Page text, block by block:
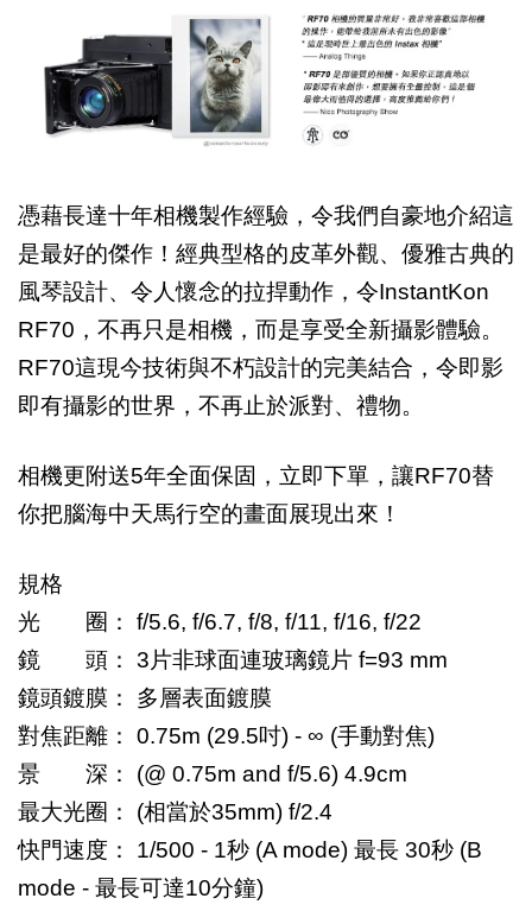
憑藉長達十年相機製作經驗，令我們自豪地介紹這
是最好的傑作！經典型格的皮革外觀、優雅古典的
風琴設計、令人懷念的拉捍動作，令InstantKon
RF70，不再只是相機，而是享受全新攝影體驗。
RF70這現今技術與不朽設計的完美結合，令即影
即有攝影的世界，不再止於派對、禮物。
相機更附送5年全面保固，立即下單，讓RF70替
你把腦海中天馬行空的畫面展現出來！
規格
光 圈： f/5.6, f/6.7, f/8, f/11, f/16, f/22
鏡 頭： 3片非球面連玻璃鏡片 f=93 mm
鏡頭鍍膜： 多層表面鍍膜
對焦距離： 0.75m (29.5吋) - ∞ (手動對焦)
景 深： (@ 0.75m and f/5.6) 4.9cm
最大光圈： (相當於35mm) f/2.4
快門速度： 1/500 - 1秒 (A mode) 最長 30秒 (B
mode - 最長可達10分鐘)